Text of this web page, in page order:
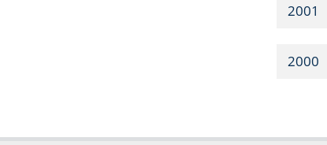
2001
2000